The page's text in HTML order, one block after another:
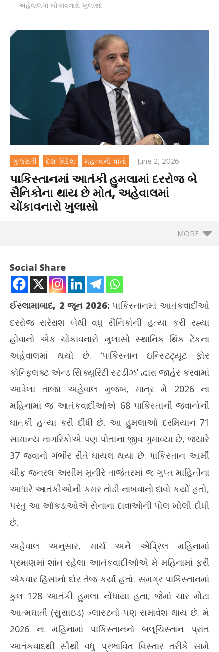
અહેવાલમાં ચોંકાવનારો ખુલાસો
ગુજરાતી દેશ-વિદેશ મહત્વની વાતો June 2, 2026
પાકિસ્તાનમાં આતંકી હુમલામાં દરરોજ બે
સૈનિકોના થાય છે મોત, અહેવાલમાં
ચોંકાવનારો ખુલાસો
MORE
NOW VIEWING
પાકિસ્તાનમાં આતંકી હુમલામાં દરરોજ બે સૈનિકોના થાય છે મોત,
અહેવાલમાં ચોંકાવનારો ખુલાસો
June
2,
2026
Social Share
ઈસ્લામાબાદ, 2 જૂન 2026:પાકિસ્તાનમાં આતંકવાદીઓ
દરરોજ સરેરાશ બેથી વધુ સૈનિકોની હત્યા કરી રહ્યા
હોવાનો એક ચોંકાવનારો ખુલાસો સ્થાનિક થિંક ટેંકના
અહેવાલમાં થયો છે. ‘પાકિસ્તાન ઇન્સ્ટિટ્યૂટ ફોર
કોન્ફ્લિક્ટ એન્ડ સિક્યુરિટી સ્ટડીઝ’ દ્વારા જાહેર કરવામાં
આવેલા તાજા અહેવાલ મુજબ, માત્ર મે 2026 ના
મહિનામાં જ આતંકવાદીઓએ 68 પાકિસ્તાની જવાનોની
ઘાતકી હત્યા કરી દીધી છે. આ હુમલાઓ દરમિયાન 71
સામાન્ય નાગરિકોએ પણ પોતાના જીવ ગુમાવ્યા છે, જ્યારે
37 જવાનો ગંભીર રીતે ઘાયલ થયા છે. પાકિસ્તાન આર્મી
ચીફ જનરલ અસીમ મુનીરે તાજેતરમાં જ ગુપ્ત માહિતીના
આધારે આતંકીઓની કમર તોડી નાખવાનો દાવો કર્યો હતો,
પરંતુ આ આંકડાઓએ સેનાના દાવાઓની પોલ ખોલી દીધી
છે.
અહેવાલ અનુસાર, માર્ચ અને એપ્રિલ મહિનામાં
પ્રમાણમાં શાંત રહેલા આતંકવાદીઓએ મે મહિનામાં ફરી
એકવાર હિંસાનો દોર તેજ કર્યો હતો. સમગ્ર પાકિસ્તાનમાં
કુલ 128 આતંકી હુમલા નોંધાયા હતા, જેમાં ચાર મોટા
આત્મઘાતી (સુસાઇડ) બ્લાસ્ટનો પણ સમાવેશ થાય છે. મે
2026 ના મહિનામાં પાકિસ્તાનનો બલૂચિસ્તાન પ્રાંત
આતંકવાદથી સૌથી વધુ પ્રભાવિત વિસ્તાર તરીકે સામે